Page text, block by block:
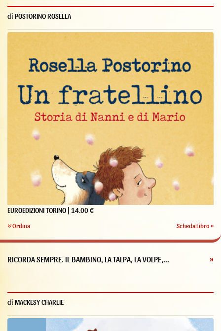
di POSTORINO ROSELLA
EUROEDIZIONI TORINO | 14.00 €
Ordina Scheda Libro »
RICORDA SEMPRE. IL BAMBINO, LA TALPA, LA VOLPE,... »
di MACKESY CHARLIE